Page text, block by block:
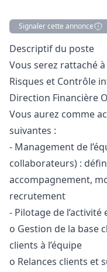
Signaler cette annonce
Description
Descriptif du poste
Vous serez rattaché
Risques et Contrôle
Direction Financière
Vous aurez comme
suivantes :
- Management de
collaborateurs) :
accompagnement,
recrutement
- Pilotage de l’activité
o Gestion de la base
clients à l’équipe
o Relances clients et